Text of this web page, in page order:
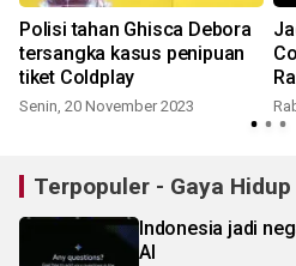
Polisi tahan Ghisca Debora
tersangka kasus penipuan
tiket Coldplay
Senin, 20 November 2023
Terpopuler - Gaya Hidup
Indonesia jadi
AI